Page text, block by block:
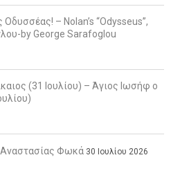
– Nolan’s “Odysseus”,
by George Sarafoglou
(31 Ιουλίου) – Άγιος Ιωσήφ ο
Αναστασίας Φωκά 30 Ιουλίου 2026